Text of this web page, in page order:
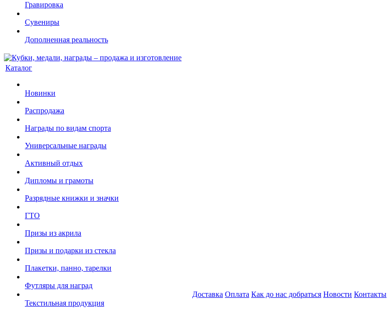
Гравировка
Сувениры
Дополненная реальность
Каталог
Новинки
Распродажа
Награды по видам спорта
Универсальные награды
Активный отдых
Дипломы и грамоты
Разрядные книжки и значки
ГТО
Призы из акрила
Призы и подарки из стекла
Плакетки, панно, тарелки
Футляры для наград
Текстильная продукция
Доставка Оплата Как до нас добраться Новости Контакты